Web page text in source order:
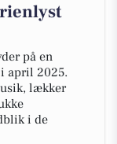
på en
april 2025.
lækker
i de